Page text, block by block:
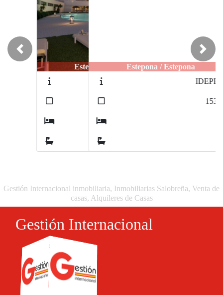
Estepona / Estepona
Previous Next
Gestión Internacional inmobiliaria, Inmobiliarias Salobreña, Venta de
casas, Alquileres de Casas
Gestión Internacional